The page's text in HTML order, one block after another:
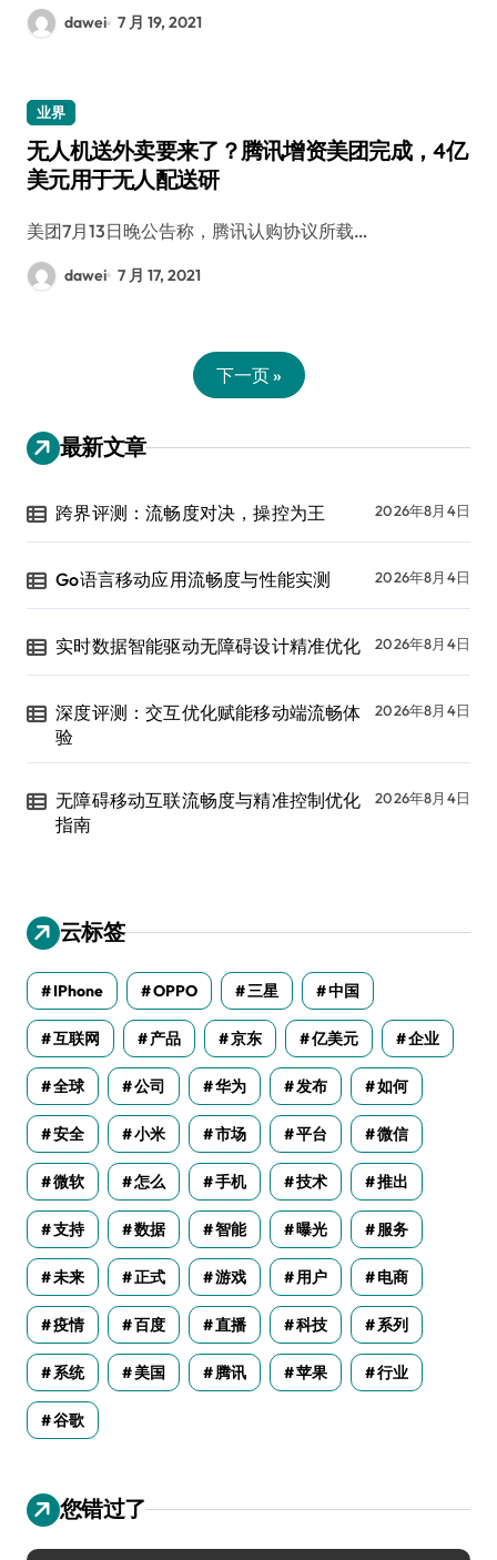
dawei 7 月 19, 2021
业界
无人机送外卖要来了？腾讯增资美团完成，4亿
美元用于无人配送研
美团7月13日晚公告称，腾讯认购协议所载…
dawei 7 月 17, 2021
下一页 »
最新文章
跨界评测：流畅度对决，操控为王 2026年8月4日
Go语言移动应用流畅度与性能实测 2026年8月4日
实时数据智能驱动无障碍设计精准优化 2026年8月4日
深度评测：交互优化赋能移动端流畅体
验
2026年8月4日
无障碍移动互联流畅度与精准控制优化
指南
2026年8月4日
云标签
IPhone OPPO 三星 中国
互联网 产品 京东 亿美元 企业
全球 公司 华为 发布 如何
安全 小米 市场 平台 微信
微软 怎么 手机 技术 推出
支持 数据 智能 曝光 服务
未来 正式 游戏 用户 电商
疫情 百度 直播 科技 系列
系统 美国 腾讯 苹果 行业
谷歌
您错过了